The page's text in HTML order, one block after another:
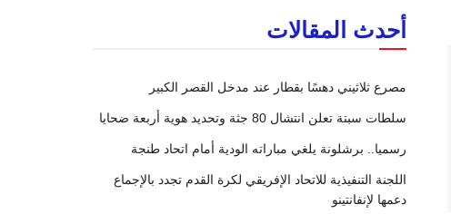
أحدث المقالات
مصرع ثلاثيني دهسًا بقطار عند مدخل القصر الكبير
سلطات سبتة تعلن انتشال 80 جثة وتحديد هوية أربعة ضحايا
رسميا.. برشلونة يلغي مباراته الودية أمام اتحاد طنجة
اللجنة التنفيذية للاتحاد الإفريقي لكرة القدم تجدد بالإجماع
دعمها لإنفانتينو